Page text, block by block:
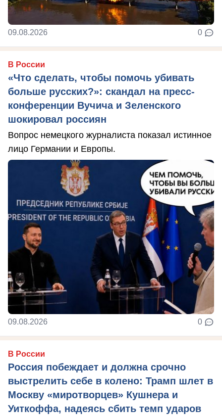
09.08.2026 0
В России
«Что сделать, чтобы помочь убивать
больше русских?»: скандал на пресс-
конференции Вучича и Зеленского
шокировал россиян
Вопрос немецкого журналиста показал истинное
лицо Германии и Европы.
09.08.2026 0
В России
Россия побеждает и должна срочно
выстрелить себе в колено: Трамп шлет в
Москву «миротворцев» Кушнера и
Уиткоффа, надеясь сбить темп ударов